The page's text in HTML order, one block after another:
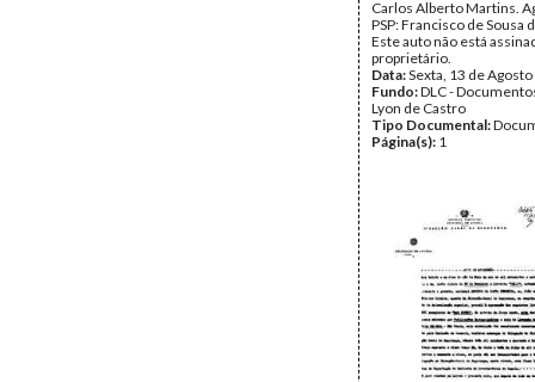
Carlos Alberto Martins.
PSP: Francisco de Sousa
Este auto não está
proprietário.
Data:Sexta, 13 de
Fundo:DLC -
Lyon de Castro
Tipo Documental:
Página(s): 1